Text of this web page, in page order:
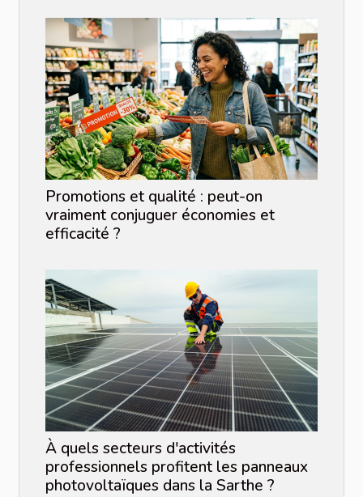
Promotions et qualité : peut-on
vraiment conjuguer économies et
efficacité ?
À quels secteurs d'activités
professionnels profitent les panneaux
photovoltaïques dans la Sarthe ?